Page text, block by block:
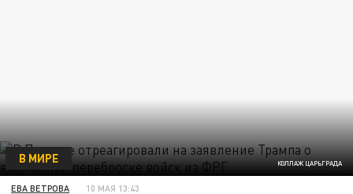
КОЛЛАЖ ЦАРЬГРАДА
В МИРЕ
ЕВА ВЕТРОВА 10 МАЯ 13:43